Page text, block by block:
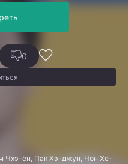
0
Чхэ-ён, Пак Хэ-джун, Чон Хе-